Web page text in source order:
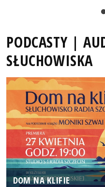
PODCASTY |
SŁUCHOWISKA
DOM NA KLIFIE